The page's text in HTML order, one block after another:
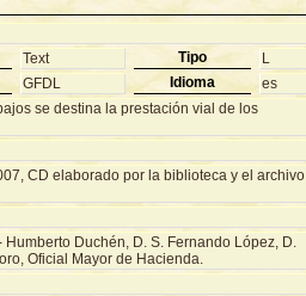
Text Tipo
L
GFDL Idioma
es
se destina la prestación vial de los
CD elaborado por la biblioteca y el archivo
Duchén, D. S. Fernando López, D.
Oficial Mayor de Hacienda.